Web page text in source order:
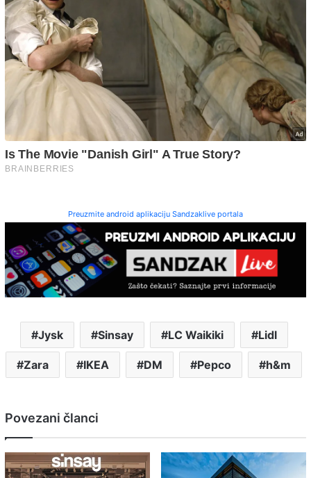
Preuzmite android aplikaciju Sandzaklive portala
Jysk Sinsay LC Waikiki Lidl
Zara IKEA DM Pepco h&m
Povezani članci